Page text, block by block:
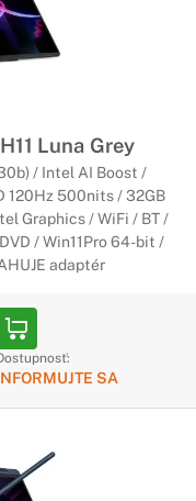
Luna Grey
/ Intel AI Boost /
120Hz 500nits / 32GB
Graphics / WiFi / BT /
/ Win11Pro 64-bit /
adaptér
SA